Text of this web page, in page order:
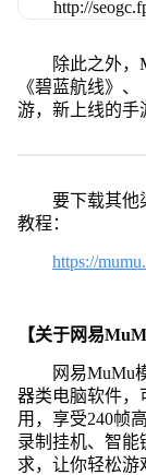
除此之外，
《碧蓝航线》
游，新上线的手
要下载其他
教程：
https://
【关于网易
网易MuMu
器类电脑软件，
用，享受240帧
录制挂机、智能
求，让你轻松游